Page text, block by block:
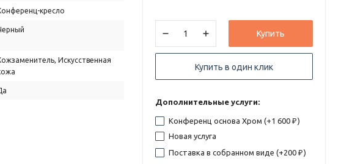
кресло
Искусственная
Купить
Купить в один клик
Дополнительные услуги:
Конференц основа Хром (+1 600 ₽ )
Новая услуга
Поставка в собранном виде (+200 ₽ )